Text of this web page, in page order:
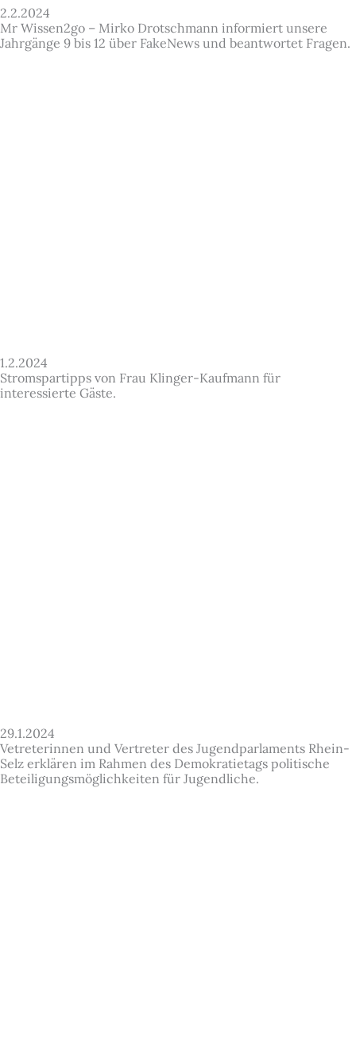
2.2.2024
Mr Wissen2go – Mirko Drotschmann informiert unsere
Jahrgänge 9 bis 12 über FakeNews und beantwortet Fragen.
1.2.2024
Stromspartipps von Frau Klinger-Kaufmann für
interessierte Gäste.
29.1.2024
Vetreterinnen und Vertreter des Jugendparlaments Rhein-
Selz erklären im Rahmen des Demokratietags politische
Beteiligungsmöglichkeiten für Jugendliche.